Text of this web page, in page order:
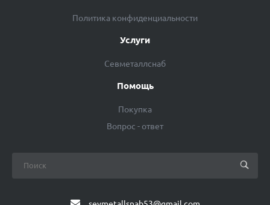
Политика конфиденциальности
Услуги
Севметаллснаб
Помощь
Покупка
Вопрос - ответ